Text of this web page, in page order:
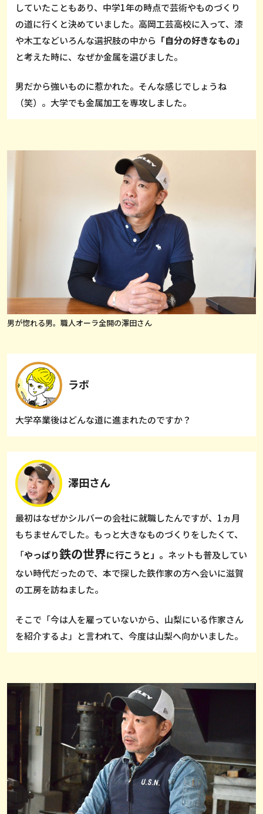
していたこともあり、中学1年の時点で芸術やものづくり
の道に行くと決めていました。高岡工芸高校に入って、漆
や木工などいろんな選択肢の中から 「自分の好きなもの」
と考えた時に、なぜか金属を選びました。
男だから強いものに惹かれた。そんな感じでしょうね
（笑）。大学でも金属加工を専攻しました。
男が惚れる男。職人オーラ全開の澤田さん
ラボ
大学卒業後はどんな道に進まれたのですか？
澤田さん
最初はなぜかシルバーの会社に就職したんですが、1ヵ月
もちませんでした。もっと大きなものづくりをしたくて、
「やっぱり鉄の世界に行こうと」。 ネットも普及してい
ない時代だったので、本で探した鉄作家の方へ会いに滋賀
の工房を訪ねました。
そこで「今は人を雇っていないから、山梨にいる作家さん
を紹介するよ」と言われて、今度は山梨へ向かいました。